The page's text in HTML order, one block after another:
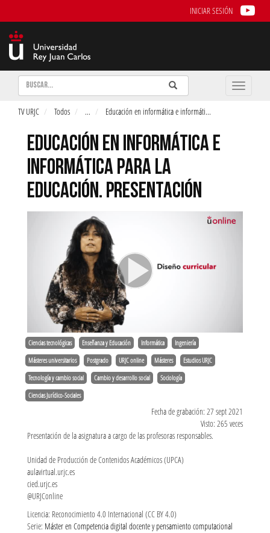
INICIAR SESIÓN
Buscar Enviar
Buscar
Toggle
TV URJC Todos ... Educación en informática e informáti...
EDUCACIÓN EN INFORMÁTICA E
INFORMÁTICA PARA LA
EDUCACIÓN. PRESENTACIÓN
Ciencias tecnológicas Enseñanza y Educación Informática Ingeniería
Másteres universitarios Postgrado URJC online Másteres Estudios URJC
Tecnología y cambio social Cambio y desarrollo social Sociología
Ciencias Jurídico-Sociales
Fecha de grabación: 27 sept 2021
Visto: 265 veces
Presentación de la asignatura a cargo de las profesoras responsables.
Unidad de Producción de Contenidos Académicos (UPCA)
aulavirtual.urjc.es
cied.urjc.es
@URJConline
Licencia: Reconocimiento 4.0 Internacional (CC BY 4.0)
Serie: Máster en Competencia digital docente y pensamiento computacional